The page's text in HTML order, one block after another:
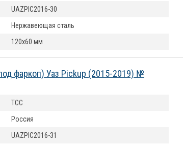
UAZPIC2016-30
Нержавеющая сталь
120х60 мм
фаркоп) Уаз Pickup (2015-2019) №
ТСС
Россия
UAZPIC2016-31